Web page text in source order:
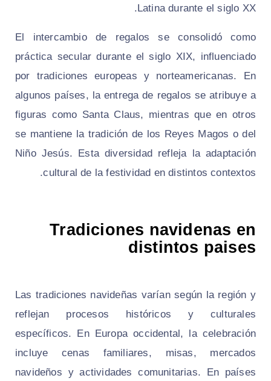
Latina durante el siglo XX.
El intercambio de regalos se consolidó como
práctica secular durante el siglo XIX, influenciado
por tradiciones europeas y norteamericanas. En
algunos países, la entrega de regalos se atribuye a
figuras como Santa Claus, mientras que en otros
se mantiene la tradición de los Reyes Magos o del
Niño Jesús. Esta diversidad refleja la adaptación
cultural de la festividad en distintos contextos.
Tradiciones navidenas en
distintos paises
Las tradiciones navideñas varían según la región y
reflejan procesos históricos y culturales
específicos. En Europa occidental, la celebración
incluye cenas familiares, misas, mercados
navideños y actividades comunitarias. En países